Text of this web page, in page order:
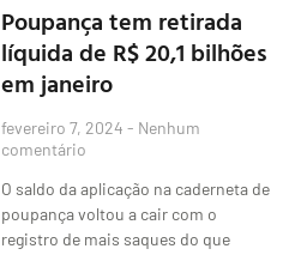
Poupança tem retirada
líquida de R$ 20,1 bilhões
em janeiro
fevereiro 7, 2024 Nenhum
comentário
O saldo da aplicação na caderneta de
poupança voltou a cair com o
registro de mais saques do que